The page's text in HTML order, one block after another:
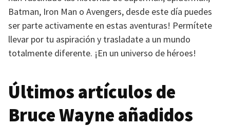
Batman, Iron Man o Avengers, desde este día puedes
ser parte activamente en estas aventuras! Permítete
llevar por tu aspiración y trasladate a un mundo
totalmente diferente. ¡En un universo de héroes!
Últimos artículos de
Bruce Wayne añadidos